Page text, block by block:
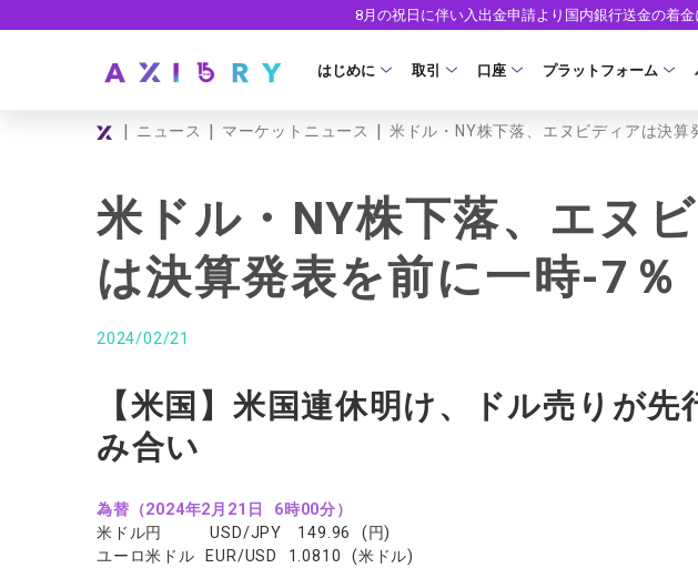
8月の祝日に伴い入出金申請より国内銀行送金の着
はじめに
ライセンス
安全性
取引
FX（通貨ペア）
現物株式
エネルギーCFD
口座
口座タイプ
法人のお客様
ゼロ口座 NEW
プラットフォーム
MT4
cTrader
| ニュース | マーケットニュース | 米ドル・NY株下落、エヌビディアは決算
米ドル・NY株下落、エヌ
は決算発表を前に一時-7％
2024/02/21
【米国】米国連休明け、ドル売りが先
み合い
為替（2024年2月21日 6時00分）
米ドル円 USD/JPY 149.96 (円)
ユーロ米ドル EUR/USD 1.0810 (米ドル)